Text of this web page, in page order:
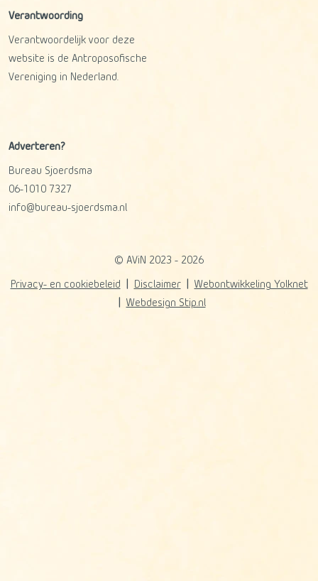
Verantwoording
Verantwoordelijk voor deze
website is de Antroposofische
Vereniging in Nederland.
Adverteren?
Bureau Sjoerdsma
06-1010 7327
info@bureau-sjoerdsma.nl
© AViN 2023 - 2026
Privacy- en cookiebeleid Disclaimer
Webontwikkeling Yolknet
Webdesign Stip.nl